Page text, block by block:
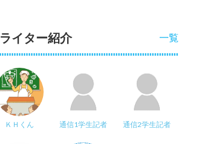
一覧
ライター紹介
ＫＨくん 通信1学生記者 通信2学生記者